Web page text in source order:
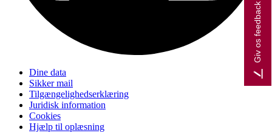
Dine data
Sikker mail
Tilgængelighedserklæring
Juridisk information
Cookies
Hjælp til oplæsning
Giv os feedback